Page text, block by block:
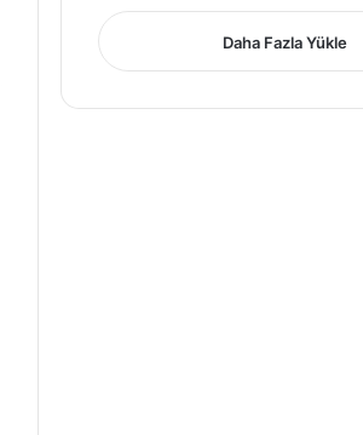
Daha Fazla Yükle